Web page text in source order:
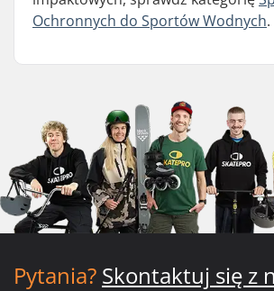
Ochronnych do Sportów Wodnych.
Pytania? Skontaktuj się z